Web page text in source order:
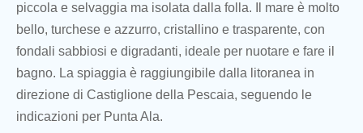
piccola e selvaggia ma isolata dalla folla. Il mare è molto
bello, turchese e azzurro, cristallino e trasparente, con
fondali sabbiosi e digradanti, ideale per nuotare e fare il
bagno. La spiaggia è raggiungibile dalla litoranea in
direzione di Castiglione della Pescaia, seguendo le
indicazioni per Punta Ala.